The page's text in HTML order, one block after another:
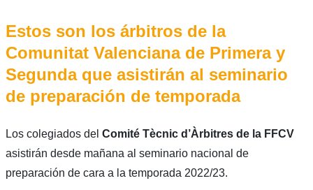
Estos son los árbitros de la
Comunitat Valenciana de Primera y
Segunda que asistirán al seminario
de preparación de temporada
Los colegiados del Comité Tècnic d’Àrbitres de la FFCV
asistirán desde mañana al seminario nacional de
preparación de cara a la temporada 2022/23.